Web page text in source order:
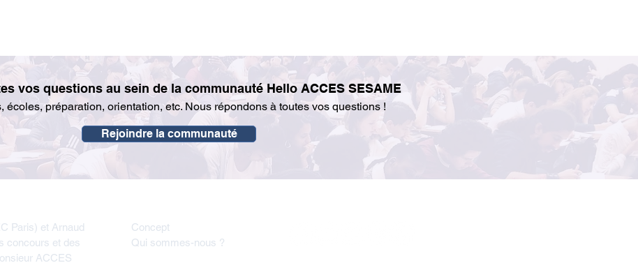
vos questions au sein de la communauté Hello ACCES SESAME
écoles, préparation, orientation, etc. Nous répondons à toutes vos questions !
Rejoindre la communauté
Paris) et Arnaud
concours et des
ACCES
Concept
Qui sommes-nous ?